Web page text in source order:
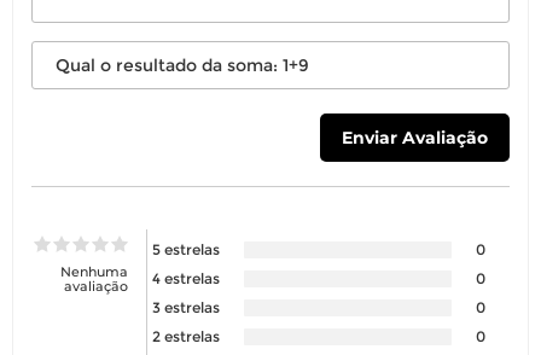
Nenhuma
avaliação
5 estrelas
0
4 estrelas
0
3 estrelas
0
2 estrelas
0